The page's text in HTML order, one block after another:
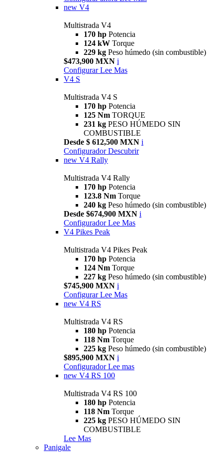
new V4
Multistrada V4
170 hp Potencia
124 kW Torque
229 kg Peso húmedo (sin combustible)
$473,900 MXN i
Configurar Lee Mas
V4 S
Multistrada V4 S
170 hp Potencia
125 Nm TORQUE
231 kg PESO HÚMEDO SIN
COMBUSTIBLE
Desde $ 612,500 MXN i
Configurador Descubrir
new V4 Rally
Multistrada V4 Rally
170 hp Potencia
123.8 Nm Torque
240 kg Peso húmedo (sin combustible)
Desde $674,900 MXN i
Configurador Lee Mas
V4 Pikes Peak
Multistrada V4 Pikes Peak
170 hp Potencia
124 Nm Torque
227 kg Peso húmedo (sin combustible)
$745,900 MXN i
Configurar Lee Mas
new V4 RS
Multistrada V4 RS
180 hp Potencia
118 Nm Torque
225 kg Peso húmedo (sin combustible)
$895,900 MXN i
Configurador Lee mas
new V4 RS 100
Multistrada V4 RS 100
180 hp Potencia
118 Nm Torque
225 kg PESO HÚMEDO SIN
COMBUSTIBLE
Lee Mas
Panigale